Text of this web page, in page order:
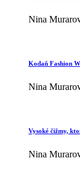
Nina
Kodaň Fashion
Nina
Vysoké čižmy,
Nina